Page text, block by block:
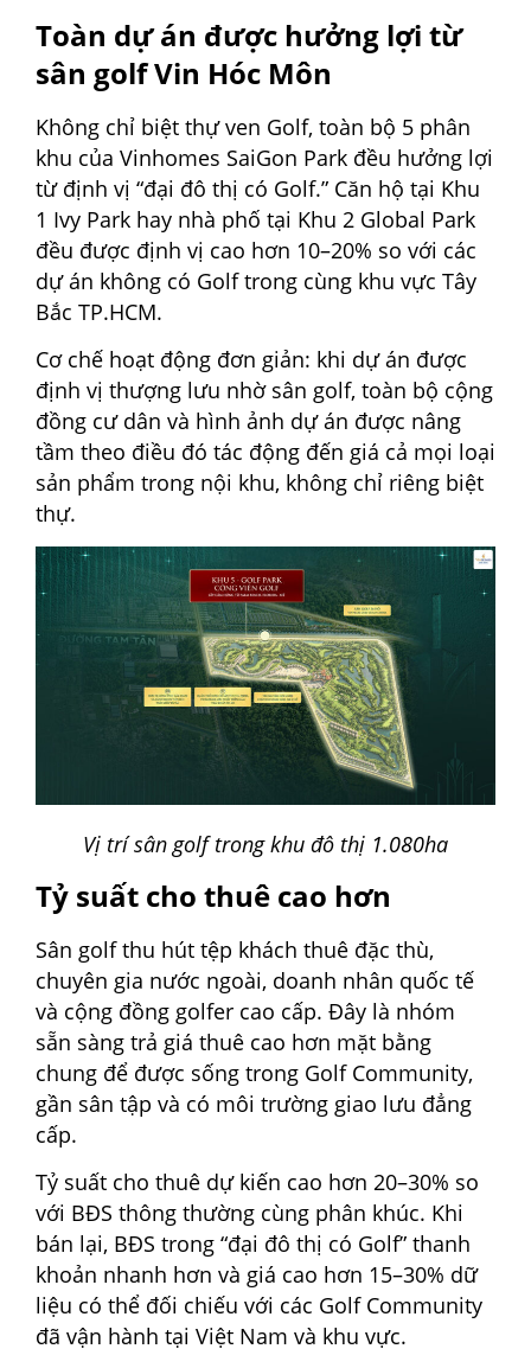
Toàn dự án được hưởng lợi từ
sân golf Vin Hóc Môn
Không chỉ biệt thự ven Golf, toàn bộ 5 phân
khu của Vinhomes SaiGon Park đều hưởng lợi
từ định vị “đại đô thị có Golf.” Căn hộ tại Khu
1 Ivy Park hay nhà phố tại Khu 2 Global Park
đều được định vị cao hơn 10–20% so với các
dự án không có Golf trong cùng khu vực Tây
Bắc TP.HCM.
Cơ chế hoạt động đơn giản: khi dự án được
định vị thượng lưu nhờ sân golf, toàn bộ cộng
đồng cư dân và hình ảnh dự án được nâng
tầm theo điều đó tác động đến giá cả mọi loại
sản phẩm trong nội khu, không chỉ riêng biệt
thự.
Vị trí sân golf trong khu đô thị 1.080ha
Tỷ suất cho thuê cao hơn
Sân golf thu hút tệp khách thuê đặc thù,
chuyên gia nước ngoài, doanh nhân quốc tế
và cộng đồng golfer cao cấp. Đây là nhóm
sẵn sàng trả giá thuê cao hơn mặt bằng
chung để được sống trong Golf Community,
gần sân tập và có môi trường giao lưu đẳng
cấp.
Tỷ suất cho thuê dự kiến cao hơn 20–30% so
với BĐS thông thường cùng phân khúc. Khi
bán lại, BĐS trong “đại đô thị có Golf” thanh
khoản nhanh hơn và giá cao hơn 15–30% dữ
liệu có thể đối chiếu với các Golf Community
đã vận hành tại Việt Nam và khu vực.